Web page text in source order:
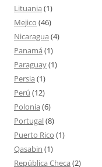
Lituania (1)
Mejico (46)
Nicaragua (4)
Panamá (1)
Paraguay(1)
Persia (1)
Perú (12)
Polonia (6)
Portugal(8)
Puerto Rico (1)
Qasabin (1)
República Checa (2)